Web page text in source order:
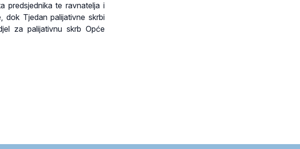
predsjednika te ravnatelja i
dok Tjedan palijativne skrbi
za palijativnu skrb Opće